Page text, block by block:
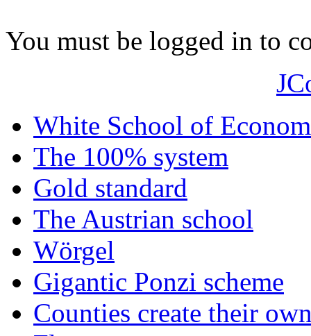
You must be logged in to
White School of
The 100% system
Gold standard
The Austrian school
Wörgel
Gigantic Ponzi scheme
Counties create their